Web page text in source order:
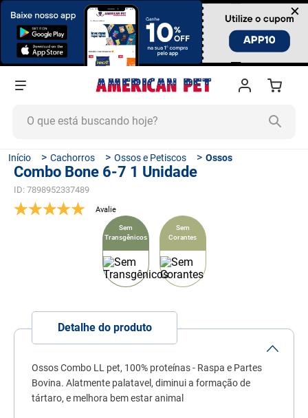
×
Cachorros Ossos e Petiscos Ossos
Combo Bone 6-7 1 Unidade
ID: 7898952337489
Sem
Transgênicos
Sem
Corantes
Detalhe do produto
Ossos Combo LL pet, 100% proteínas - Raspa e Partes
Bovina. Alatmente palatavel, diminui a formação de
tártaro, e melhora bem estar animal
TERMOS MAIS BUSCADOS
1
ração cachorro
tapete higiênico
5º
ração
8º
sachê gato
9º
ração úmida
ração premier